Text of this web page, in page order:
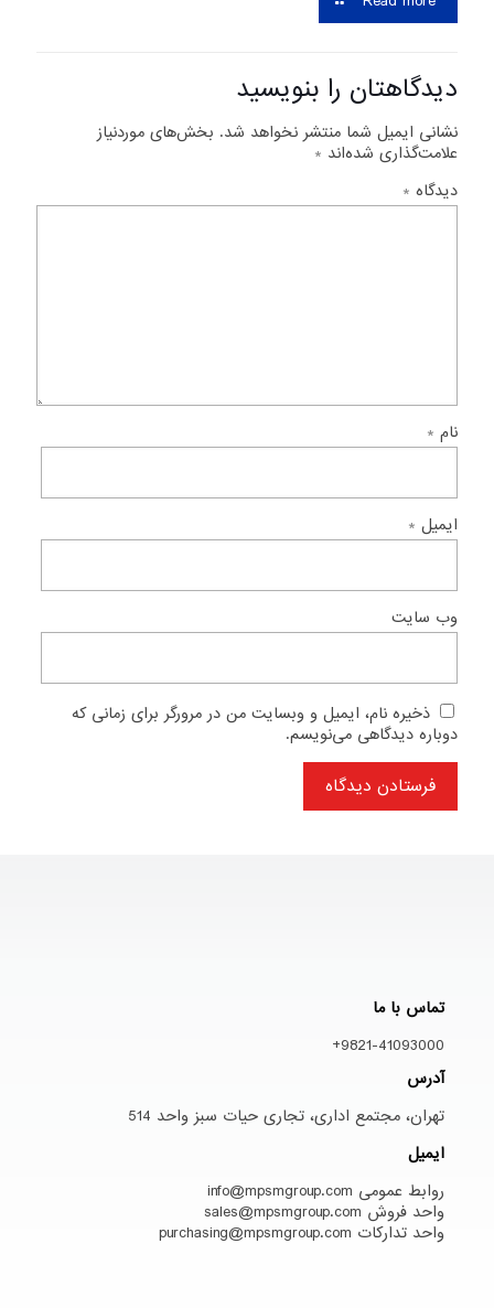
دیدگاهتان را بنویسید
نشانی ایمیل شما منتشر نخواهد شد. بخش‌های موردنیاز
علامت‌گذاری شده‌اند *
دیدگاه *
نام *
ایمیل *
وب‌ سایت
ذخیره نام، ایمیل و وبسایت من در مرورگر برای زمانی که
دوباره دیدگاهی می‌نویسم.
تماس با ما
9821-41093000+
آدرس
تهران، مجتمع اداری، تجاری حیات سبز واحد 514
ایمیل
روابط عمومی info@mpsmgroup.com
واحد فروش sales@mpsmgroup.com
واحد تدارکات purchasing@mpsmgroup.com